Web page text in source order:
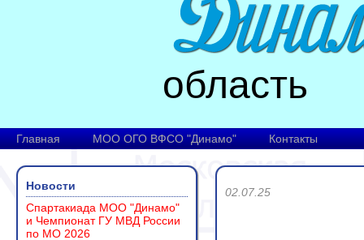
область
Главная МОО ОГО ВФСО "Динамо" Контакты
Новости
Спартакиада МОО "Динамо"
и Чемпионат ГУ МВД России
по МО 2026
02.07.25